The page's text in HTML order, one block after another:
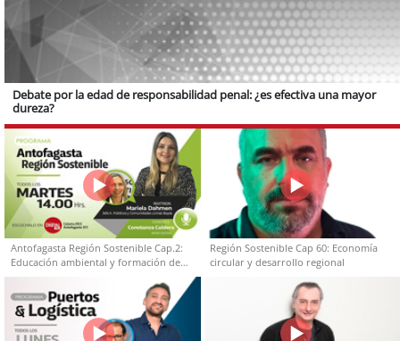
Debate por la edad de responsabilidad penal: ¿es efectiva una mayor
dureza?
Antofagasta Región Sostenible Cap.2:
Educación ambiental y formación de
capacidades técnicas
Región Sostenible Cap 60: Economía
circular y desarrollo regional